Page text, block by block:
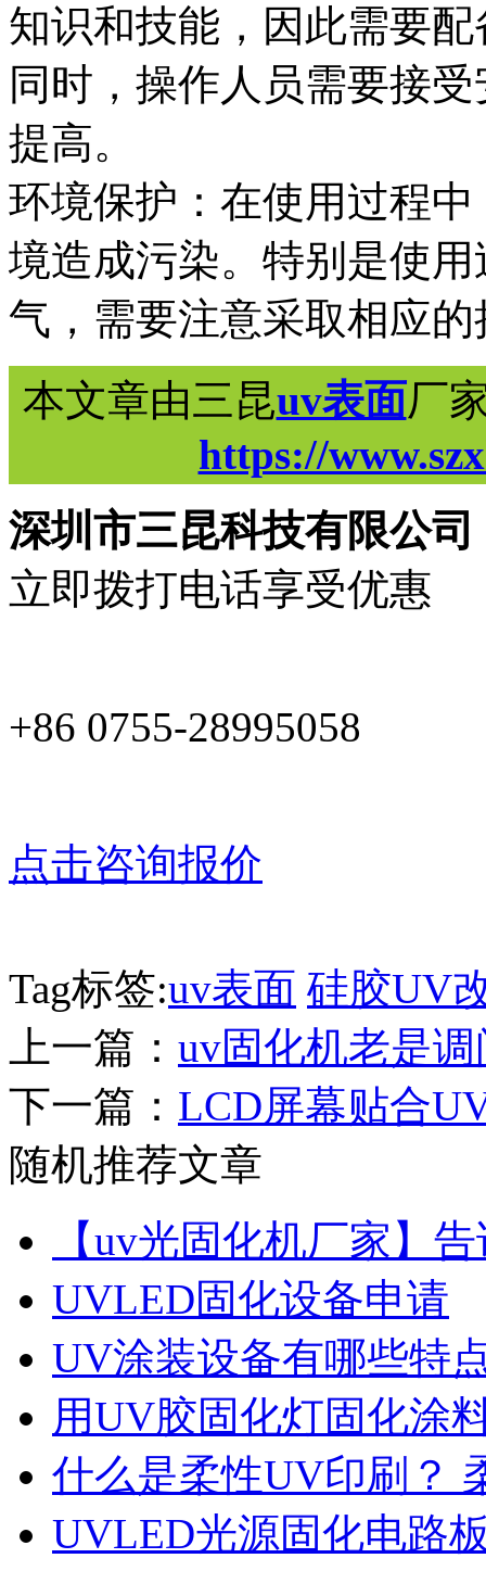
知识和技能，因此需要
同时，操作人员需要接
提高。
环境保护：在使用过程
境造成污染。特别是使
气，需要注意采取相应
本文章由三昆uv表面厂
https://
深圳市三昆科技有限公司
立即拨打电话享受优惠
+86 0755-28995058
点击咨询报价
Tag标签:uv表面 硅胶UV
上一篇： uv固化机老是
下一篇： LCD屏幕贴合
随机推荐文章
【uv光固化机厂家】
UVLED固化设备申请
UV涂装设备有哪些特
用UV胶固化灯固化涂
什么是柔性UV印刷？
UVLED光源固化电路